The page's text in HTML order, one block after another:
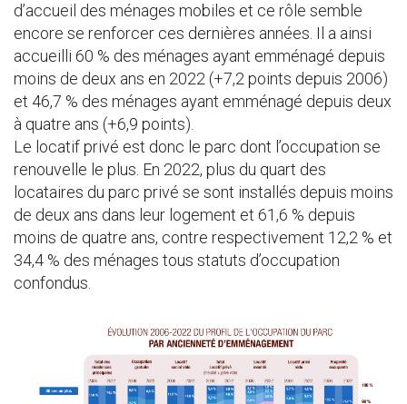
d’accueil des ménages mobiles et ce rôle semble
encore se renforcer ces dernières années. Il a ainsi
accueilli 60 % des ménages ayant emménagé depuis
moins de deux ans en 2022 (+7,2 points depuis 2006)
et 46,7 % des ménages ayant emménagé depuis deux
à quatre ans (+6,9 points).
Le locatif privé est donc le parc dont l’occupation se
renouvelle le plus. En 2022, plus du quart des
locataires du parc privé se sont installés depuis moins
de deux ans dans leur logement et 61,6 % depuis
moins de quatre ans, contre respectivement 12,2 % et
34,4 % des ménages tous statuts d’occupation
confondus.